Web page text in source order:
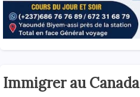
Immigrer au Canada